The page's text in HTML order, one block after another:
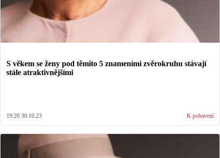
S věkem se ženy pod těmito 5 znameními zvěrokruhu stávají
stále atraktivnějšími
19:20 30.10.23 K pobavení